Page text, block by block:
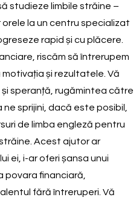
studieze limbile străine –
la un centru specializat
rapid și cu plăcere.
riscăm să întrerupem
și rezultatele. Vă
speranță, rugămintea către
sprijini, dacă este posibil,
de limba engleză pentru
Acest ajutor ar
ei, i-ar oferi șansa unui
povara financiară,
fără întreruperi. Vă